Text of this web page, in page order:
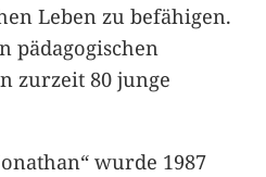
Leben zu befähigen.
pädagogischen
zurzeit 80 junge
wurde 1987